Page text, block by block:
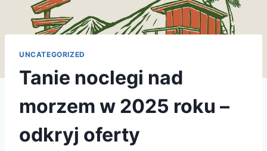
UNCATEGORIZED
Tanie noclegi nad
morzem w 2025 roku –
odkryj oferty